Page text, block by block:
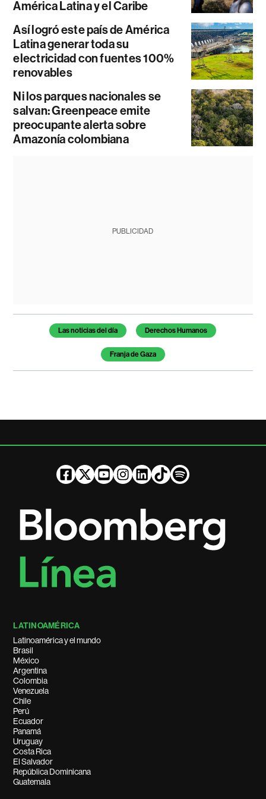
América Latina y el Caribe
Así logró este país de América
Latina generar toda su
electricidad con fuentes 100%
renovables
Ni los parques nacionales se
salvan: Greenpeace emite
preocupante alerta sobre
Amazonía colombiana
PUBLICIDAD
Temas de este artículo
Las noticias del día Derechos Humanos
Franja de Gaza
LATINOAMÉRICA
Latinoamérica y el mundo
Brasil
México
Argentina
Colombia
Venezuela
Chile
Perú
Ecuador
Panamá
Uruguay
Costa Rica
El Salvador
República Dominicana
Guatemala